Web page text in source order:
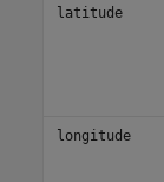
latitude
longitude